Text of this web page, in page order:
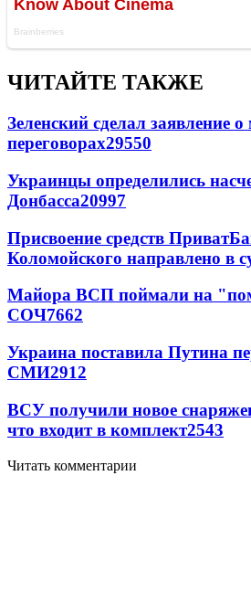
ЧИТАЙТЕ ТАКЖЕ
Зеленский сделал заявление
переговорах29550
Украинцы определились
Донбасса20997
Присвоение средств
Коломойского направлено в
Майора ВСП поймали на
СОЧ7662
Украина поставила Путина
СМИ2912
ВСУ получили новое
что входит в комплект2543
Читать комментарии